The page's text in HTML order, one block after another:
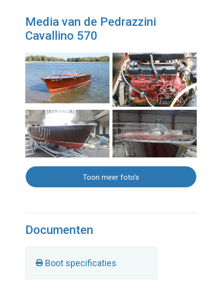
Media van de Pedrazzini
Cavallino 570
Toon meer foto's
Documenten
Boot specificaties